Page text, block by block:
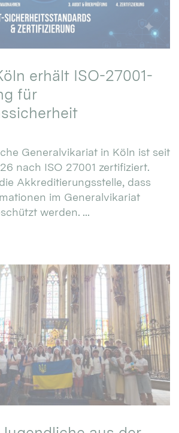
erhält ISO-27001-
für
Generalvikariat in Köln ist seit
nach ISO 27001 zertifiziert.
Akkreditierungsstelle, dass
im Generalvikariat
werden. ...